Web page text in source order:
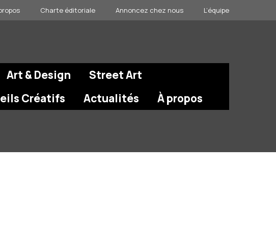
Charte éditoriale Annoncez chez nous L’équipe
Art & Design
Street Art
Créatifs Actualités À propos